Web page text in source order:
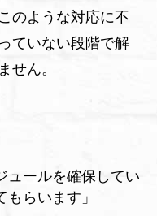
のような対応に不
ていない段階で解
せん。
ュールを確保してい
らいます」